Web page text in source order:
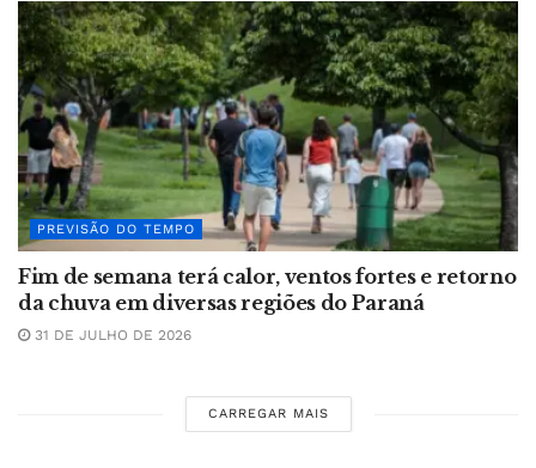
PREVISÃO DO TEMPO
Fim de semana terá calor, ventos fortes e retorno
da chuva em diversas regiões do Paraná
31 DE JULHO DE 2026
CARREGAR MAIS